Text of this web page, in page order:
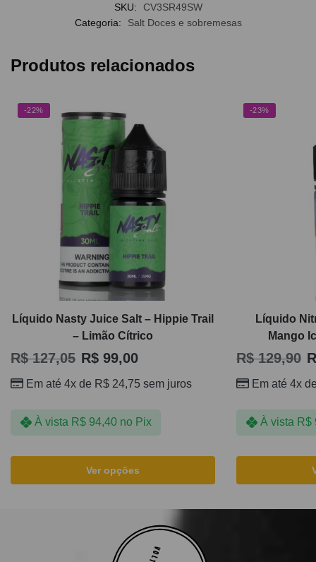
SKU:
CV3SR49SW
Categoria:
Salt Doces e sobremesas
Produtos relacionados
-22%
Líquido Nasty Juice Salt – Hippie Trail
– Limão Cítrico
R$127,05 R$ 99,00
Em até 4x de R$ 24,75 sem juros
À vista R$94,40 no Pix
Ver opções
-23%
Líquido
Mango
R$129,90
Em até 4x
À vista R$